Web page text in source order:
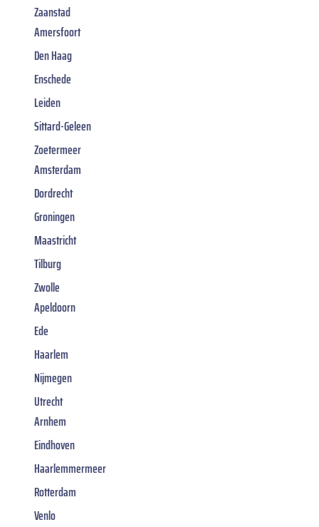
Zaanstad
Amersfoort
Den Haag
Enschede
Leiden
Sittard-Geleen
Zoetermeer
Amsterdam
Dordrecht
Groningen
Maastricht
Tilburg
Zwolle
Apeldoorn
Ede
Haarlem
Nijmegen
Utrecht
Arnhem
Eindhoven
Haarlemmermeer
Rotterdam
Venlo